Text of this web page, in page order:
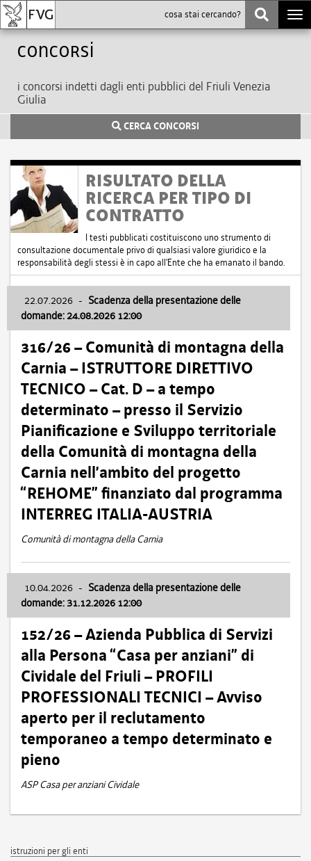
Concorsi
i concorsi indetti dagli enti pubblici del Friuli Venezia
Giulia
CERCA CONCORSI
RISULTATO DELLA
RICERCA PER TIPO DI
CONTRATTO
I testi pubblicati costituiscono uno strumento di
consultazione documentale privo di qualsiasi valore giuridico e la
responsabilità degli stessi è in capo all'Ente che ha emanato il bando.
22.07.2026 - Scadenza della presentazione delle
domande: 24.08.2026 12:00
316/26 – Comunità di montagna della
Carnia – ISTRUTTORE DIRETTIVO
TECNICO – Cat. D – a tempo
determinato – presso il Servizio
Pianificazione e Sviluppo territoriale
della Comunità di montagna della
Carnia nell’ambito del progetto
“REHOME” finanziato dal programma
INTERREG ITALIA-AUSTRIA
Comunità di montagna della Carnia
10.04.2026 - Scadenza della presentazione delle
domande: 31.12.2026 12:00
152/26 – Azienda Pubblica di Servizi
alla Persona “Casa per anziani” di
Cividale del Friuli – PROFILI
PROFESSIONALI TECNICI – Avviso
aperto per il reclutamento
temporaneo a tempo determinato e
pieno
ASP Casa per anziani Cividale
istruzioni per gli enti